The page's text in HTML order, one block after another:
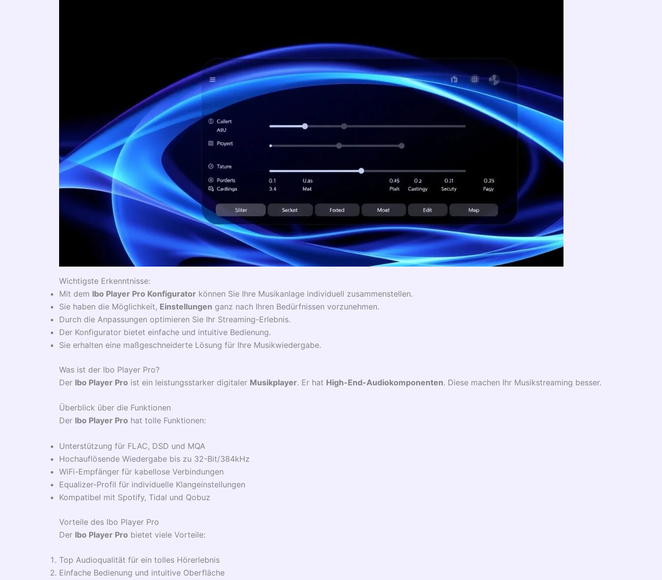
Wichtigste Erkenntnisse:
Mit dem Ibo Player Pro Konfigurator können Sie Ihre Musikanlage individuell zusammenstellen.
Sie haben die Möglichkeit, Einstellungen ganz nach Ihren Bedürfnissen vorzunehmen.
Durch die Anpassungen optimieren Sie Ihr Streaming-Erlebnis.
Der Konfigurator bietet einfache und intuitive Bedienung.
Sie erhalten eine maßgeschneiderte Lösung für Ihre Musikwiedergabe.
Was ist der Ibo Player Pro?
Der Ibo Player Pro ist ein leistungsstarker digitaler Musikplayer. Er hat High-End-Audiokomponenten. Diese machen Ihr Musikstreaming besser.
Überblick über die Funktionen
Der Ibo Player Pro hat tolle Funktionen:
Unterstützung für FLAC, DSD und MQA
Hochauflösende Wiedergabe bis zu 32-Bit/384kHz
WiFi-Empfänger für kabellose Verbindungen
Equalizer-Profil für individuelle Klangeinstellungen
Kompatibel mit Spotify, Tidal und Qobuz
Vorteile des Ibo Player Pro
Der Ibo Player Pro bietet viele Vorteile:
Top Audioqualität für ein tolles Hörerlebnis
Einfache Bedienung und intuitive Oberfläche